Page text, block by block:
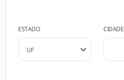
ESTADO CIDADE